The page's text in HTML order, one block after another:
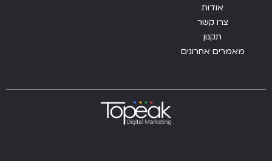
אודות
צרו קשר
תקנון
מאמרים אחרונים